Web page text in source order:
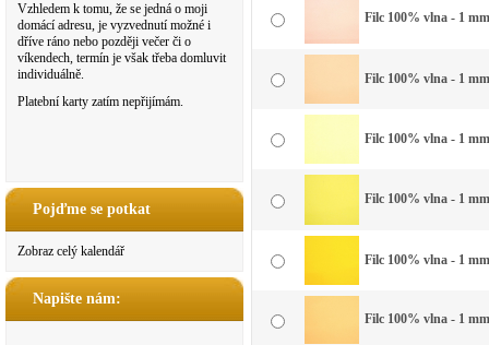
Vzhledem k tomu, že se jedná o moji
domácí adresu, je vyzvednutí možné i
dříve ráno nebo později večer či o
víkendech, termín je však třeba domluvit
individuálně.
Platební karty zatím nepřijímám.
Pojďme se potkat
Zobraz celý kalendář
Napište nám:
Filc 100% vlna - 1
Filc 100% vlna - 1
Filc 100% vlna - 1
Filc 100% vlna - 1
Filc 100% vlna - 1
Filc 100% vlna - 1